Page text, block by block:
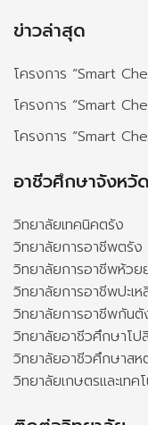
ข่าวล่าสุด
โครงการ “Smart
โครงการ “Smart
โครงการ “Smart
อาชีวศึกษาจังหวั
วิทยาลัยเทคนิคตรัง
วิทยาลัยการอาชีพตรัง
วิทยาลัยการอาชีพห้ว
วิทยาลัยการอาชีพปะเห
วิทยาลัยการอาชีพกันตั
วิทยาลัยอาชีวศึกษาโป
วิทยาลัยอาชีวศึกษาสห
วิทยาลัยเกษตรและเทค